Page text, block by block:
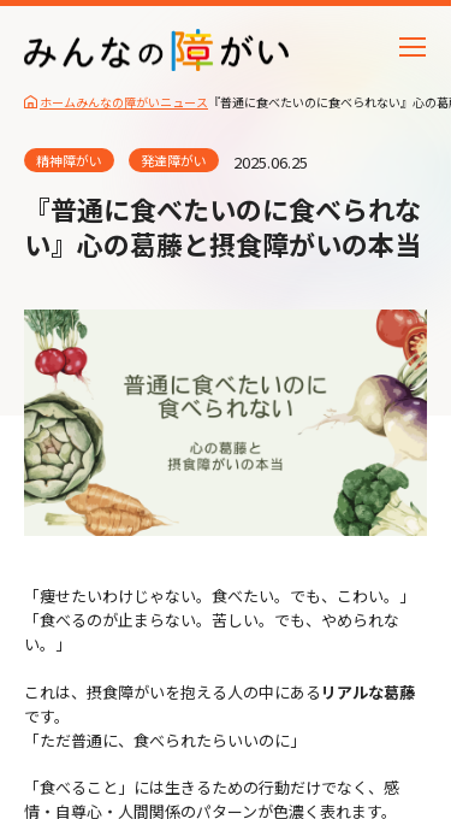
ホームみんなの障がいニュース 『普通に食べたいのに食べられない』心の
精神障がい 発達障がい 2025.06.25
『普通に食べたいのに食べられな
い』心の葛藤と摂食障がいの本当
「痩せたいわけじゃない。食べたい。でも、こわい。」
「食べるのが止まらない。苦しい。でも、やめられな
い。」
これは、摂食障がいを抱える人の中にある リアルな葛藤
です。
「ただ普通に、食べられたらいいのに」
「食べること」には生きるための行動だけでなく、感
情・自尊心・人間関係のパターンが色濃く表れます。